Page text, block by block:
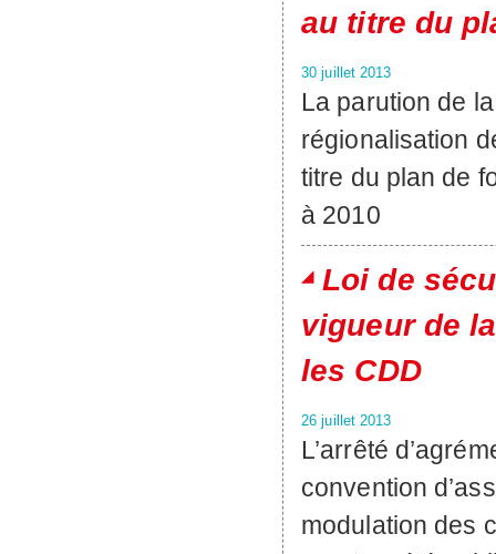
au titre du
30 juillet 2013
La parution de
régionalisation
titre du plan de
à 2010
Loi de
vigueur de
les CDD
26 juillet 2013
L’arrêté
convention
modulation des